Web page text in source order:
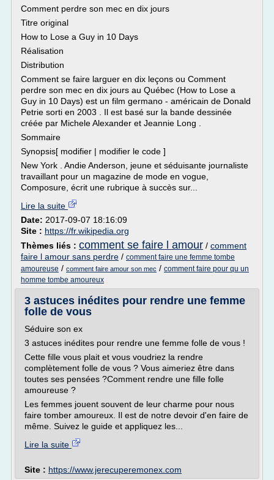
Comment perdre son mec en dix jours
Titre original
How to Lose a Guy in 10 Days
Réalisation
Distribution
Comment se faire larguer en dix leçons ou Comment
perdre son mec en dix jours au Québec (How to Lose a
Guy in 10 Days) est un film germano - américain de Donald
Petrie sorti en 2003 . Il est basé sur la bande dessinée
créée par Michele Alexander et Jeannie Long .
Sommaire
Synopsis[ modifier | modifier le code ]
New York . Andie Anderson, jeune et séduisante journaliste
travaillant pour un magazine de mode en vogue,
Composure, écrit une rubrique à succès sur...
Lire la suite
Date: 2017-09-07 18:16:09
Site : https://fr.wikipedia.org
Thèmes liés : comment se faire l amour / comment
faire l amour sans perdre / comment faire une femme tombe
amoureuse / comment faire amour son mec / comment faire pour qu un
homme tombe amoureux
3 astuces inédites pour rendre une femme
folle de vous
Séduire son ex
3 astuces inédites pour rendre une femme folle de vous !
Cette fille vous plait et vous voudriez la rendre
complètement folle de vous ? Vous aimeriez être dans
toutes ses pensées ?Comment rendre une fille folle
amoureuse ?
Les femmes jouent souvent de leur charme pour nous
faire tomber amoureux. Il est de notre devoir d'en faire de
même. Suivez le guide et appliquez les...
Lire la suite
Site : https://www.jerecuperemonex.com